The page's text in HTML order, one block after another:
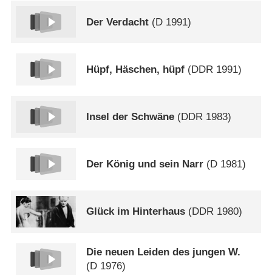
Der Verdacht (D 1991)
Hüpf, Häschen, hüpf (DDR 1991)
Insel der Schwäne (DDR 1983)
Der König und sein Narr (D 1981)
Glück im Hinterhaus (DDR 1980)
Die neuen Leiden des jungen W.
(D 1976)